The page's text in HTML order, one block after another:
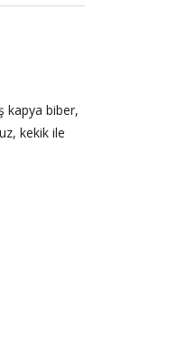
kapya biber,
kekik ile